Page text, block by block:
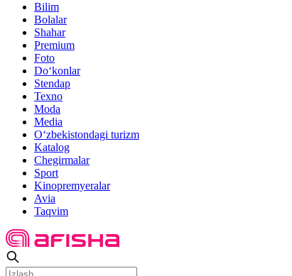
Bilim
Bolalar
Shahar
Premium
Foto
Do‘konlar
Stendap
Texno
Moda
Media
O‘zbekistondagi turizm
Katalog
Chegirmalar
Sport
Kinopremyeralar
Avia
Taqvim